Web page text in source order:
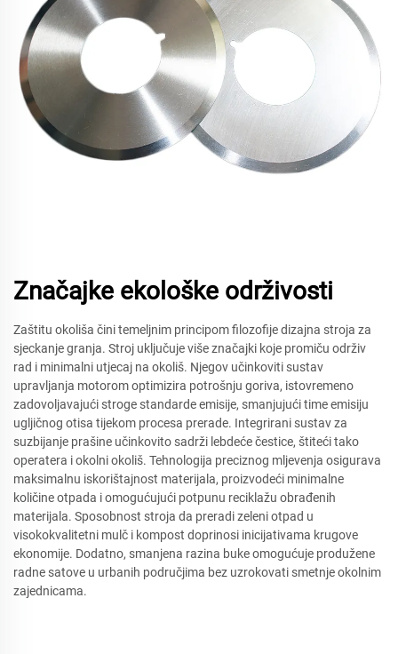
Značajke ekološke održivosti
Zaštitu okoliša čini temeljnim principom filozofije dizajna stroja za
sjeckanje granja. Stroj uključuje više značajki koje promiču održiv
rad i minimalni utjecaj na okoliš. Njegov učinkoviti sustav
upravljanja motorom optimizira potrošnju goriva, istovremeno
zadovoljavajući stroge standarde emisije, smanjujući time emisiju
ugljičnog otisa tijekom procesa prerade. Integrirani sustav za
suzbijanje prašine učinkovito sadrži lebdeće čestice, štiteći tako
operatera i okolni okoliš. Tehnologija preciznog mljevenja osigurava
maksimalnu iskorištajnost materijala, proizvodeći minimalne
količine otpada i omogućujući potpunu reciklažu obrađenih
materijala. Sposobnost stroja da preradi zeleni otpad u
visokokvalitetni mulč i kompost doprinosi inicijativama krugove
ekonomije. Dodatno, smanjena razina buke omogućuje produžene
radne satove u urbanih područjima bez uzrokovati smetnje okolnim
zajednicama.